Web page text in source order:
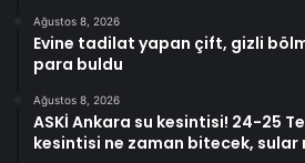
Ağustos 8, 2026
Evine tadilat yapan çift, gizli
para buldu
Ağustos 8, 2026
ASKİ Ankara su kesintisi! 24-25
kesintisi ne zaman bitecek, sular